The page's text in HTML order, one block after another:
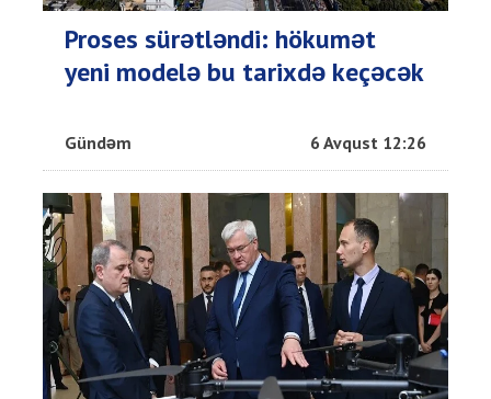
Proses sürətləndi: hökumət
yeni modelə bu tarixdə keçəcək
Gündəm 6 Avqust 12:26